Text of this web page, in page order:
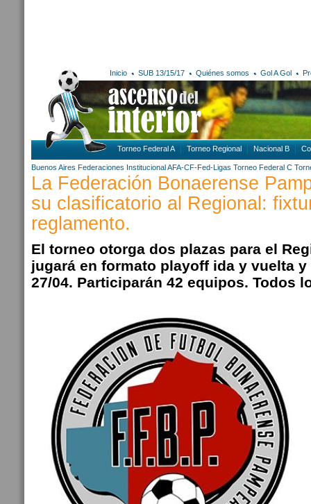
Inicio SUB 13/15/17 Quiénes somos Gol A Gol
Torneo Federal A Torneo Regional Nacional B
Buenos Aires Federaciones Institucional AFA-CF-Fed-Ligas Torneo Federal C
La Federación Bonaerense
su clasificatorio al Regional:
reglamento.
El torneo otorga dos plazas para el
jugará en formato playoff ida y vuelta y
27/04. Participarán 42 equipos. Todos